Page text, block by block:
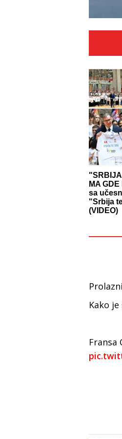
MA
sa
"Srbija
(VIDEO)
Kako
Fransa